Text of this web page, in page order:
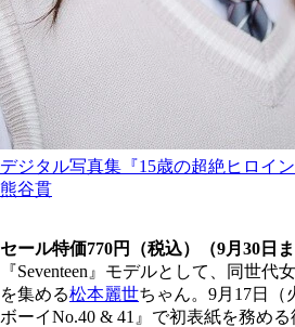
デジタル写真集『15歳の超絶ヒロイ
熊谷貫
セール特価770円（税込）（9月30日ま
『Seventeen』モデルとして、同世代
を集める松本麗世ちゃん。9月17日（
ボーイNo.40 & 41』で初表紙を務め